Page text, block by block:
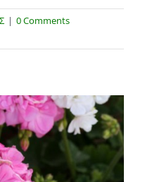
| 0 Comments